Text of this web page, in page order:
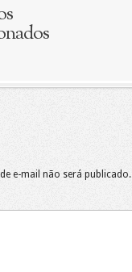
e-mail não será publicado.